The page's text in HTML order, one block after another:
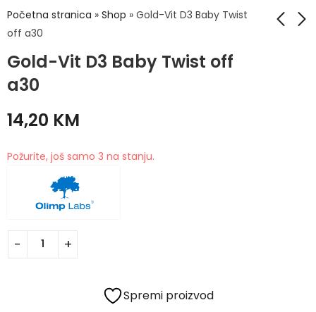
Početna stranica » Shop » Gold-Vit D3 Baby Twist
off a30
Gold-Vit D3 Baby Twist off
a30
Mustela Organic
Hello Smile aktivni
14,20 KM
Požurite, još samo 3 na stanju.
Spremi proizvod